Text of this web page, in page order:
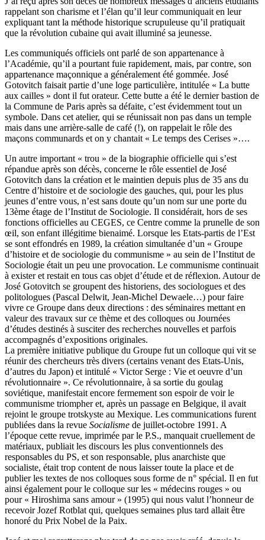
rappelant son charisme et l’élan qu’il leur communiquait en leur
expliquant tant la méthode historique scrupuleuse qu’il pratiquait
que la révolution cubaine qui avait illuminé sa jeunesse.
Les communiqués officiels ont parlé de son appartenance à
l’Académie, qu’il a pourtant fuie rapidement, mais, par contre, son
appartenance maçonnique a généralement été gommée. José
Gotovitch faisait partie d’une loge particulière, intitulée « La butte
aux cailles » dont il fut orateur. Cette butte a été le dernier bastion de
la Commune de Paris après sa défaite, c’est évidemment tout un
symbole. Dans cet atelier, qui se réunissait non pas dans un temple
mais dans une arrière-salle de café (!), on rappelait le rôle des
maçons communards et on y chantait « Le temps des Cerises »….
Un autre important « trou » de la biographie officielle qui s’est
répandue après son décès, concerne le rôle essentiel de José
Gotovitch dans la création et le maintien depuis plus de 35 ans du
Centre d’histoire et de sociologie des gauches, qui, pour les plus
jeunes d’entre vous, n’est sans doute qu’un nom sur une porte du
13ème étage de l’Institut de Sociologie. Il considérait, hors de ses
fonctions officielles au CEGES, ce Centre comme la prunelle de son
œil, son enfant illégitime bienaimé. Lorsque les Etats-partis de l’Est
se sont effondrés en 1989, la création simultanée d’un « Groupe
d’histoire et de sociologie du communisme » au sein de l’Institut de
Sociologie était un peu une provocation. Le communisme continuait
à exister et restait en tous cas objet d’étude et de réflexion. Autour de
José Gotovitch se groupent des historiens, des sociologues et des
politologues (Pascal Delwit, Jean-Michel Dewaele…) pour faire
vivre ce Groupe dans deux directions : des séminaires mettant en
valeur des travaux sur ce thème et des colloques ou Journées
d’études destinés à susciter des recherches nouvelles et parfois
accompagnés d’expositions originales.
La première initiative publique du Groupe fut un colloque qui vit se
réunir des chercheurs très divers (certains venant des Etats-Unis,
d’autres du Japon) et intitulé « Victor Serge : Vie et oeuvre d’un
révolutionnaire ». Ce révolutionnaire, à sa sortie du goulag
soviétique, manifestait encore fermement son espoir de voir le
communisme triompher et, après un passage en Belgique, il avait
rejoint le groupe trotskyste au Mexique. Les communications furent
publiées dans la revue Socialisme de juillet-octobre 1991. A
l’époque cette revue, imprimée par le P.S., manquait cruellement de
matériaux, publiait les discours les plus conventionnels des
responsables du PS, et son responsable, plus anarchiste que
socialiste, était trop content de nous laisser toute la place et de
publier les textes de nos colloques sous forme de n° spécial. Il en fut
ainsi également pour le colloque sur les « médecins rouges » ou
pour « Hiroshima sans amour » (1995) qui nous valut l’honneur de
recevoir Jozef Rotblat qui, quelques semaines plus tard allait être
honoré du Prix Nobel de la Paix.